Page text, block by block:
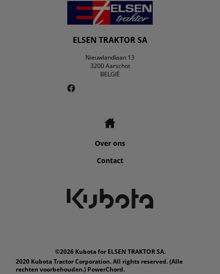
ELSEN TRAKTOR SA
Nieuwlandlaan 13
3200 Aarschot
BELGIË
Over ons
Contact
©2026 Kubota for ELSEN TRAKTOR SA.
2020 Kubota Tractor Corporation. All rights reserved. (Alle
rechten voorbehouden.) PowerChord.